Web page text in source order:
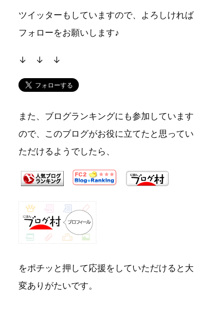
ツイッターもしていますので、よろしければ
フォローをお願いします♪
↓ ↓ ↓
また、ブログランキングにも参加しています
ので、このブログがお役に立てたと思ってい
ただけるようでしたら、
をポチッと押して応援をしていただけると大
変ありがたいです。